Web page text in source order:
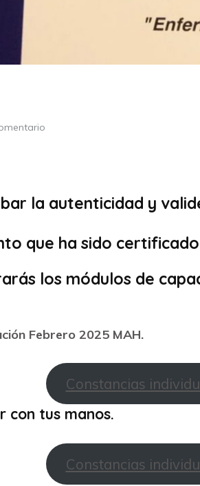
la autenticidad y
que ha sido
los módulos de
Febrero 2025 MAH.
Constancias
con tus manos.
Constancias